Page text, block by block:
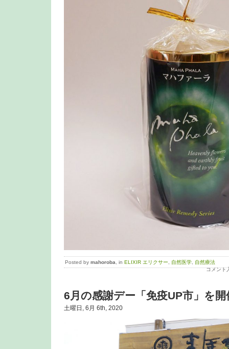
Posted by mahoroba, in ELIXIR エリクサー, 自然医学, 自然療法
コメント
6月の感謝デー「免疫UP市」を
土曜日, 6月 6th, 2020